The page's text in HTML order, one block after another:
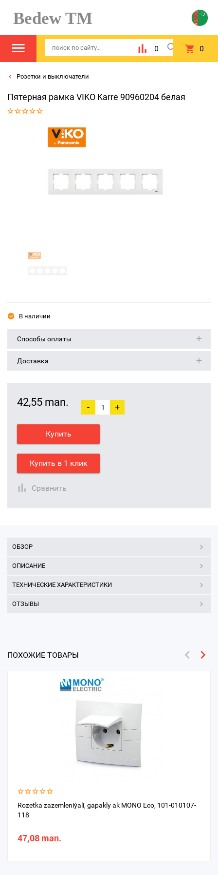
Bedew TM
0 0
Розетки и выключатели
Пятерная рамка VIKO Karre 90960204 белая
В наличии
Способы оплаты
Доставка
42,55 man. - +
Купить
Купить в 1 клик
Сравнить
ОБЗОР
ОПИСАНИЕ
ТЕХНИЧЕСКИЕ ХАРАКТЕРИСТИКИ
ОТЗЫВЫ
ПОХОЖИЕ ТОВАРЫ
Rozetka zazemleniýali, gapakly ak MONO Eco, 101-010107-
118
47,08 man.